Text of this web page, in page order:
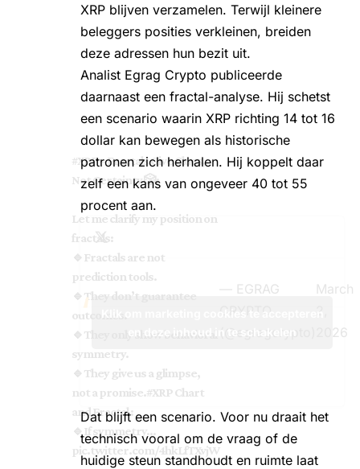
XRP blijven verzamelen. Terwijl kleinere
beleggers posities verkleinen, breiden
deze adressen hun bezit uit.
Analist Egrag Crypto publiceerde
daarnaast een fractal-analyse. Hij schetst
een scenario waarin XRP richting 14 tot 16
dollar kan bewegen als historische
patronen zich herhalen. Hij koppelt daar
zelf een kans van ongeveer 40 tot 55
procent aan.
#XRP– Fractals Give Clues,
Not Certainty 🎲:
Let me clarify my position on
fractals:
🔹Fractals are not
prediction tools.
🔹They don’t guarantee
outcomes.
🔹They only show behavioral
symmetry.
🔹They give us a glimpse,
not a promise.#XRPChart
and Fractal :
🔹If symmetry…
pic.twitter.com/4hkLfTXvjW
— EGRAG
CRYPTO
(@egragcrypto)
March
2,
2026
Klik om marketing cookies te accepteren
en deze inhoud in te schakelen
Dat blijft een scenario. Voor nu draait het
technisch vooral om de vraag of de
huidige steun standhoudt en ruimte laat